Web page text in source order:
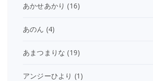
あかせあかり (16)
あのん (4)
あまつまりな (19)
アンジーひより (1)